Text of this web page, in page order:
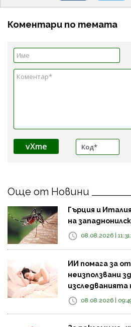
Коментари по темата
vXme
Още от Новини
Гърция и
на
08.08.2026 |
ИИ помага за
неизползвани
изследванията
08.08.2026 |